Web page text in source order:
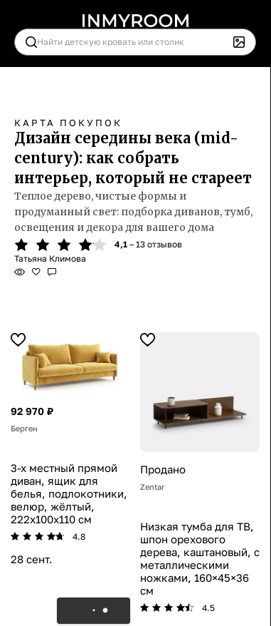
КАРТА ПОКУПОК
Дизайн середины века (mid-
century): как собрать
интерьер, который не стареет
Теплое дерево, чистые формы и
продуманный свет: подборка диванов, тумб,
освещения и декора для вашего дома
4,1 – 13 отзывов
Татьяна Климова
92 970 ₽
Берген
3-х местный прямой
диван, ящик для
белья, подлокотники,
велюр, жёлтый,
222x100x110 см
4.8
28 сент.
Продано
Zentar
Низкая тумба для ТВ,
шпон орехового
дерева, каштановый, с
металлическими
ножками, 160×45×36
см
4.5